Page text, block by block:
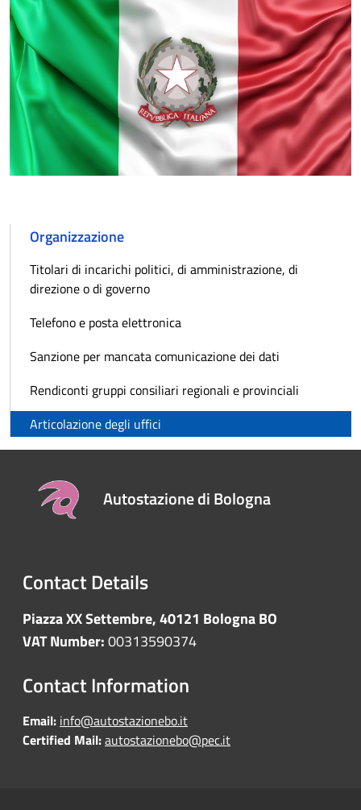
Organizzazione
Titolari di incarichi politici, di amministrazione, di
direzione o di governo
Telefono e posta elettronica
Sanzione per mancata comunicazione dei dati
Rendiconti gruppi consiliari regionali e provinciali
Articolazione degli uffici
Autostazione di Bologna
Contact Details
Piazza XX Settembre, 40121 Bologna BO
VAT Number:00313590374
Contact Information
Email: info@autostazionebo.it
Certified Mail:autostazionebo@pec.it